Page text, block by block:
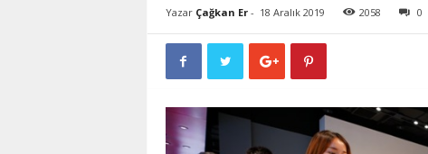
a
e
Yazar Çağkan Er- 18 Aralık 2019 2058 0